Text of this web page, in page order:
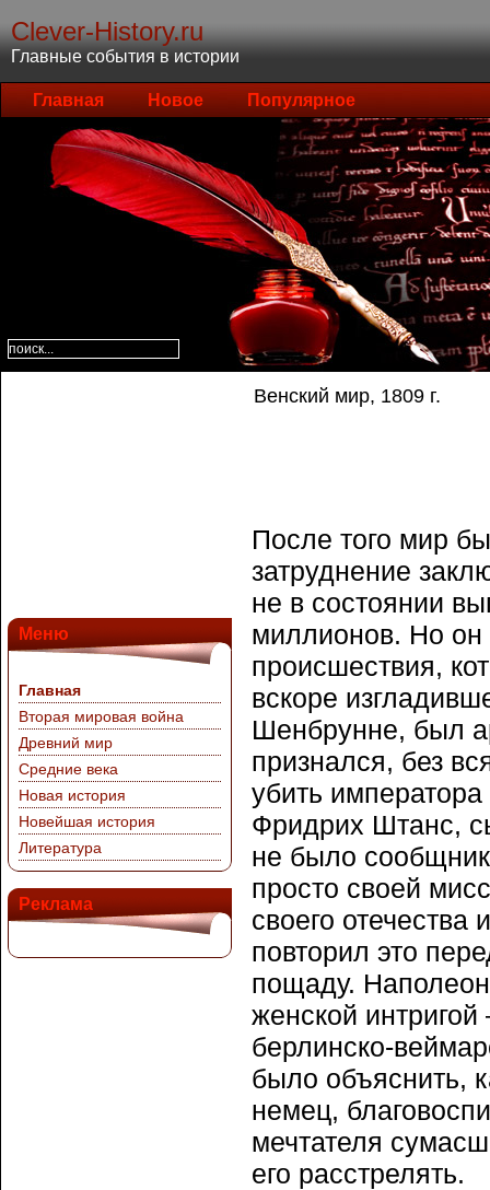
Clever-History.ru
Главные события в истории
Главная Новое Популярное
Меню
Главная
Вторая мировая война
Древний мир
Средние века
Новая история
Новейшая история
Литература
Реклама
Венский мир, 1809 г.
После того мир
затруднение
не в состоянии
миллионов. Но он
происшествия,
вскоре
Шенбрунне, был
признался, без
убить
Фридрих Штанс,
не было
просто своей
своего отечества
повторил это
пощаду.
женской
берлинско-
было объяснить,
немец,
мечтателя
его расстрелять.